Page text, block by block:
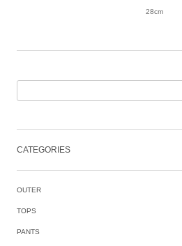
28cm
CATEGORIES
OUTER
TOPS
PANTS